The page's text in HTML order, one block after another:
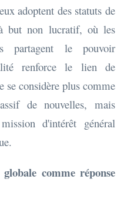
adoptent des statuts de
but non lucratif, où les
partagent le pouvoir
renforce le lien de
se considère plus comme
de nouvelles, mais
d'intérêt général
comme réponse